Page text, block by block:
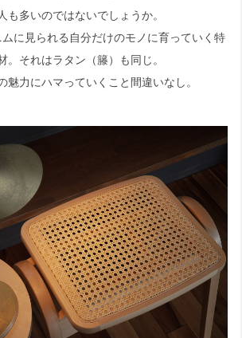
も多いのではないでしょうか。
に見られる自分だけのモノに育っていく特
。それはラタン（籐）も同じ。
魅力にハマっていくこと間違いなし。